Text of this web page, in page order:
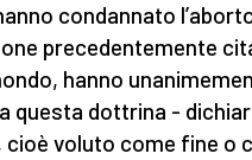
condannato
precedentemente
hanno
questa dottrina -
cioè voluto come fine o